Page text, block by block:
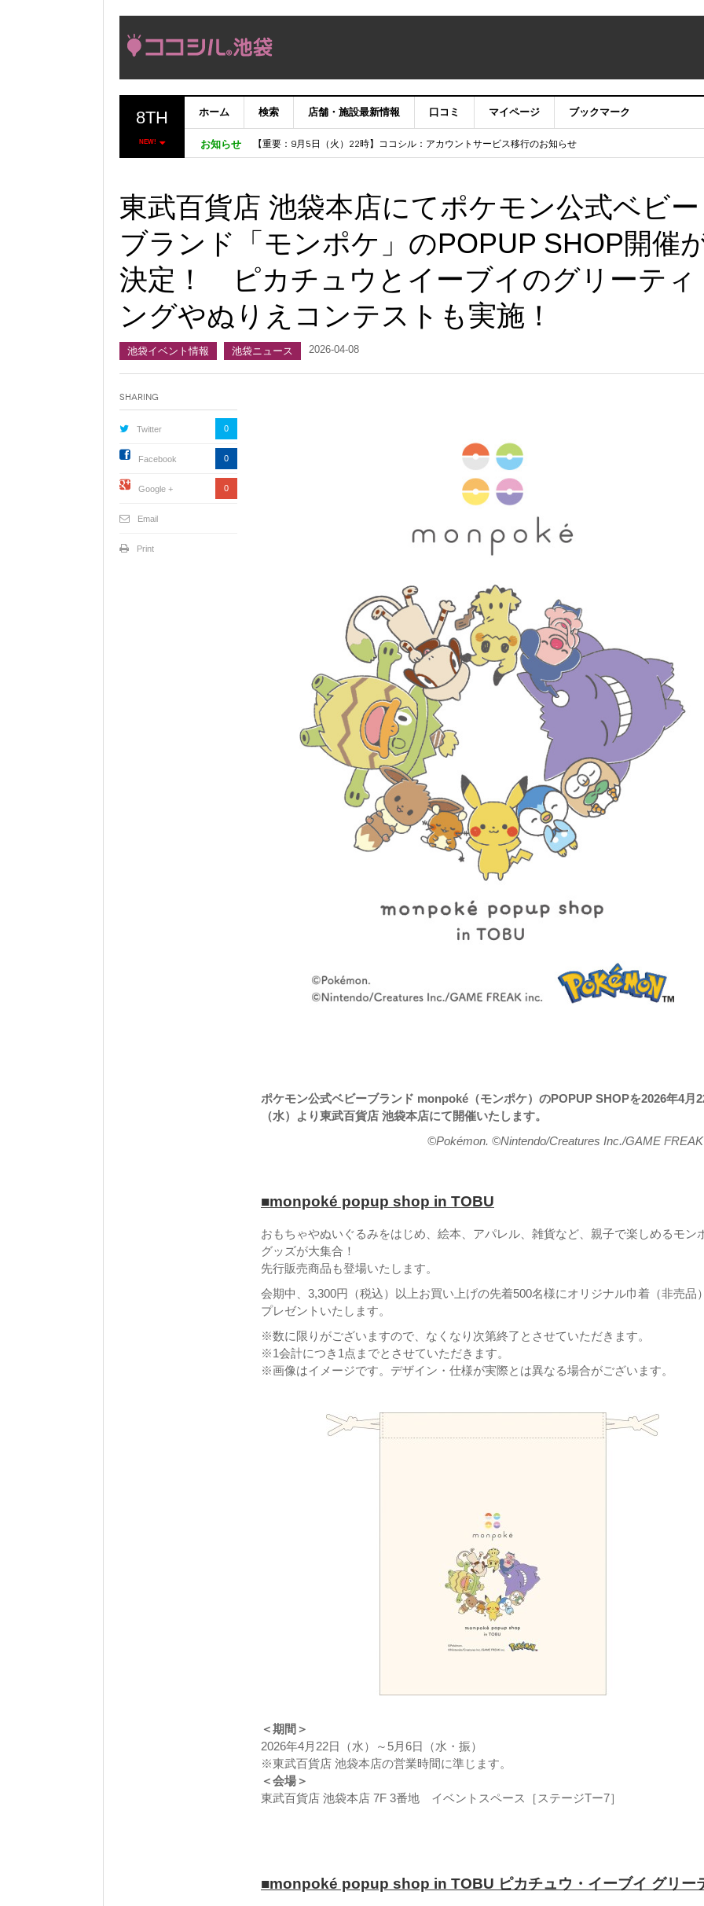
8TH
NEW!
ホーム 検索 店舗・施設最新情報 口コミ マイページ ブックマーク
お知らせ
【完了】システムメンテナンス作業に伴うサイト・アプリ利用停止のお知らせ
【重要：9月5日（火）22時】ココシル：アカウントサービス移行のお知らせ
「いま、困っている店舗の皆様を応援させていただきたい！」
東武百貨店 池袋本店にてポケモン公式ベビー
ブランド「モンポケ」のPOPUP SHOP開催
決定！ ピカチュウとイーブイのグリーティ
ングやぬりえコンテストも実施！
池袋イベント情報 池袋ニュース 2026-04-08
ポケモン公式ベビーブランド monpoké（モンポケ）のPOPUP SHOPを2026年4月
（水）より東武百貨店 池袋本店にて開催いたします。
©Pokémon. ©Nintendo/Creatures Inc./GAME
■monpoké popup shop in TOBU
おもちゃやぬいぐるみをはじめ、絵本、アパレル、雑貨など、親子で楽しめるモン
グッズが大集合！
先行販売商品も登場いたします。
会期中、3,300円（税込）以上お買い上げの先着500名様にオリジナル巾着（非売品
プレゼントいたします。
※数に限りがございますので、なくなり次第終了とさせていただきます。
※1会計につき1点までとさせていただきます。
※画像はイメージです。デザイン・仕様が実際とは異なる場合がございます。
＜期間＞
2026年4月22日（水）～5月6日（水・振）
※東武百貨店 池袋本店の営業時間に準じます。
＜会場＞
東武百貨店 池袋本店 7F 3番地 イベントスペース［ステージTー7］
■monpoké popup shop in TOBU ピカチュウ・イーブイ グリー
Sharing
Twitter 0
Facebook 0
Google + 0
Email
Print